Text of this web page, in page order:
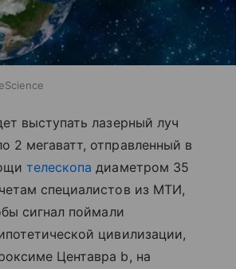
выступать лазерный луч
2 мегаватт, отправленный в
телескопа диаметром 35
специалистов из МТИ,
сигнал поймали
цивилизации,
Центавра b, на